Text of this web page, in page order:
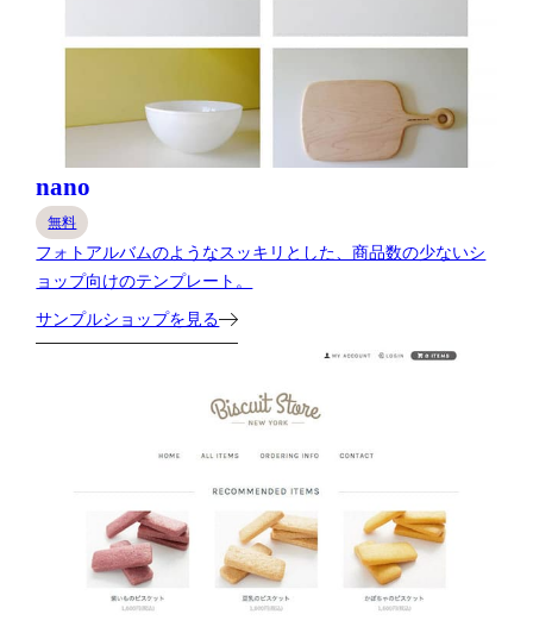
nano
無料
フォトアルバムのようなスッキリとした、商品数の少ないシ
ョップ向けのテンプレート。
サンプルショップを見る